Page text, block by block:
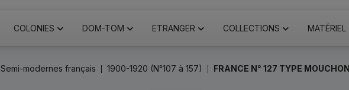
COLONIES DOM-TOM ETRANGER COLLECTIONS MATÉRIEL
Semi-modernes français 1900-1920 (N°107 à 157) FRANCE N° 127 TYPE